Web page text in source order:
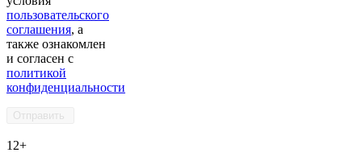
пользовательского
соглашения, а
также ознакомлен
и согласен с
политикой
конфиденциальности
12+